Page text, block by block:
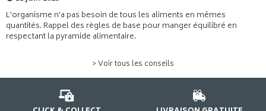
L'organisme n'a pas besoin de tous les aliments en mêmes
quantités. Rappel des règles de base pour manger équilibré en
respectant la pyramide alimentaire.
> Voir tous les conseils